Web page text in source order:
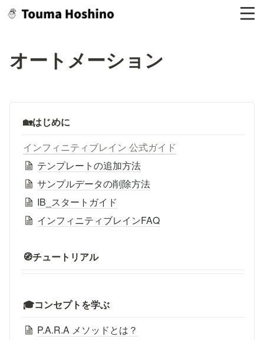
オートメーション
🏡はじめに
インフィニティブレイン 公式ガイド
テンプレートの追加方法
サンプルデータの削除方法
IB_スタートガイド
インフィニティブレインFAQ
🧭チュートリアル
🎓コンセプトを学ぶ
P.A.R.A メソッドとは？